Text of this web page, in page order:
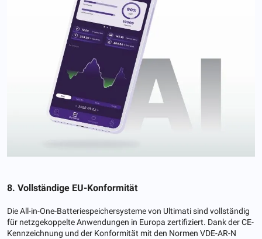
8. Vollständige EU-Konformität
Die All-in-One-Batteriespeichersysteme von Ultimati sind vollständig
für netzgekoppelte Anwendungen in Europa zertifiziert. Dank der CE-
Kennzeichnung und der Konformität mit den Normen VDE-AR-N